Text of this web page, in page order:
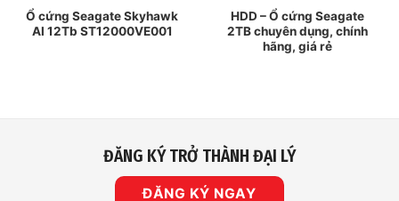
Ổ cứng Seagate Skyhawk
AI 12Tb ST12000VE001
HDD – Ổ cứng Seagate
2TB chuyên dụng, chính
hãng, giá rẻ
ĐĂNG KÝ TRỞ THÀNH ĐẠI LÝ
ĐĂNG KÝ NGAY